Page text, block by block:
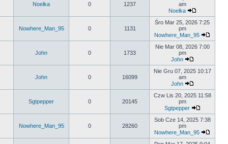
Noelka 0 1237
am
Noelka
Nowhere_Man_95 0 1131
Śro Mar 25, 2026 7:25
pm
Nowhere_Man_95
John 0 1733
Nie Mar 08, 2026 7:00
pm
John
John 0 16099
Nie Gru 07, 2025 10:17
am
John
Sgtpepper 0 20145
Czw Lis 20, 2025 11:58
pm
Sgtpepper
Nowhere_Man_95 0 28260
Sob Cze 14, 2025 7:38
pm
Nowhere_Man_95